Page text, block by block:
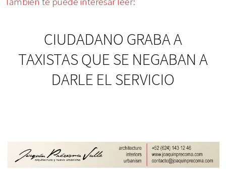
CIUDADANO GRABA A
TAXISTAS QUE SE NEGABAN A
DARLE EL SERVICIO